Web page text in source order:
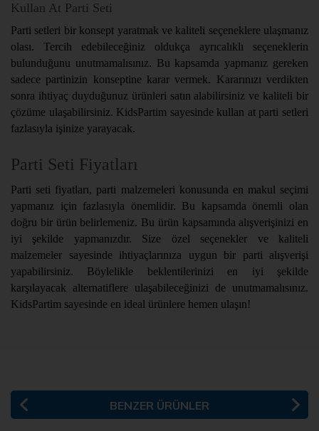
Kullan At Parti Seti
Parti setleri bir konsept yaratmak ve kaliteli seçeneklere ulaşmanız
olası. Tercih edebileceğiniz oldukça ayrıcalıklı seçeneklerin
bulunduğunu unutmamalısınız. Bu kapsamda yapmanız gereken
sadece partinizin konseptine karar vermek. Kararınızı verdikten
sonra ihtiyaç duyduğunuz ürünleri satın alabilirsiniz ve kaliteli bir
çözüme ulaşabilirsiniz. KidsPartim sayesinde kullan at parti setleri
fazlasıyla işinize yarayacak.
Parti Seti Fiyatları
Parti seti fiyatları, parti malzemeleri konusunda en makul seçimi
yapmanız için fazlasıyla önemlidir. Bu kapsamda önemli olan
doğru bir ürün belirlemeniz. Bu ürün kapsamında alışverişinizi en
iyi şekilde yapmanızdır. Size özel seçenekler ve kaliteli
malzemeler sayesinde ihtiyaçlarınıza uygun bir parti alışverişi
yapabilirsiniz. Böylelikle beklentilerinizi en iyi şekilde
karşılayacak alternatiflere ulaşabileceğinizi de unutmamalısınız.
KidsPartim sayesinde en ideal ürünlere hemen ulaşın!
BENZER ÜRÜNLER